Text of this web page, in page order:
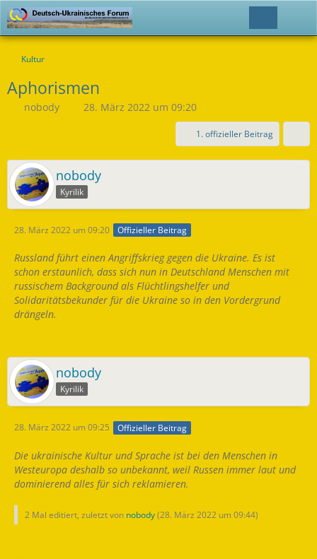
Kultur
Aphorismen
nobody 28. März 2022 um 09:20
1. offizieller Beitrag
nobody
Kyrilik
28. März 2022 um 09:20 Offizieller Beitrag
Russland führt einen Angriffskrieg gegen die Ukraine. Es ist
schon erstaunlich, dass sich nun in Deutschland Menschen mit
russischem Background als Flüchtlingshelfer und
Solidaritätsbekunder für die Ukraine so in den Vordergrund
drängeln.
nobody
Kyrilik
28. März 2022 um 09:25 Offizieller Beitrag
Die ukrainische Kultur und Sprache ist bei den Menschen in
Westeuropa deshalb so unbekannt, weil Russen immer laut und
dominierend alles für sich reklamieren.
2 Mal editiert, zuletzt von nobody(28. März 2022 um 09:44)